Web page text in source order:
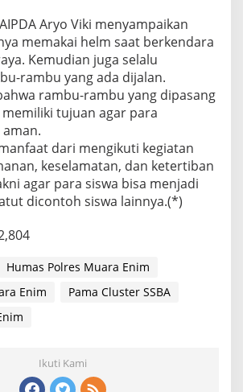
Aryo Viki menyampaikan
memakai helm saat berkendara
Kemudian juga selalu
rambu yang ada dijalan.
rambu-rambu yang dipasang
tujuan agar para
dari mengikuti kegiatan
keselamatan, dan ketertiban
agar para siswa bisa menjadi
dicontoh siswa lainnya.(*)
Humas Polres Muara Enim
Enim
Pama Cluster SSBA
Ikuti Kami